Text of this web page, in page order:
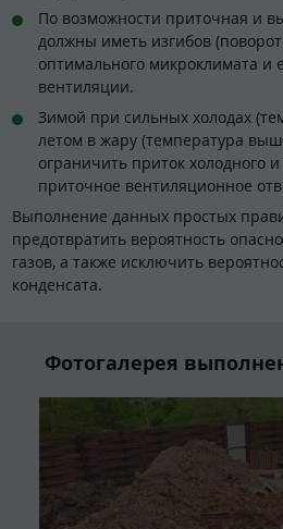
По возможности приточная и
должны иметь изгибов
оптимального микроклимата и
вентиляции.
Зимой при сильных холодах
летом в жару (температура
ограничить приток холодного
приточное вентиляционное
Выполнение данных простых
предотвратить вероятность
газов, а также исключить
конденсата.
Фотогалерея